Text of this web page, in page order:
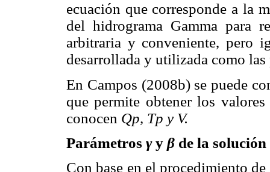
ecuación que corresponde a la
del hidrograma Gamma para
arbitraria y conveniente, pero
desarrollada y utilizada como
En Campos (2008b) se puede
que permite obtener los
conocen Qp, Tp y V.
Parámetros γy β de la
Con base en el procedimiento